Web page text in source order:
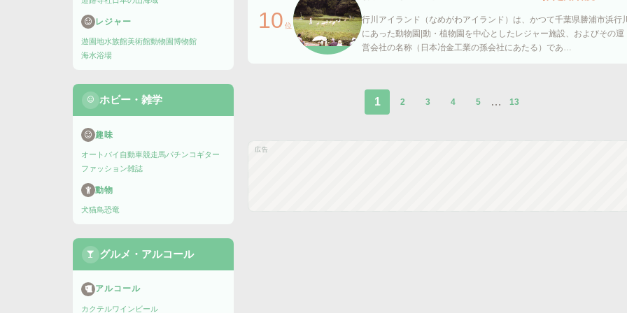
レジャー
遊園地水族館美術館動物園博物館
海水浴場
ホビー・雑学
趣味
オートバイ 自動車競走馬パチンコ ギター
ファッション雑誌
動物
犬猫鳥恐竜
グルメ・アルコール
アルコール
カクテルワイン ビール
10 位
行川アイランド（なめがわアイランド）は、かつて千葉県勝浦市浜行
にあった動物園|動・植物園を中心としたレジャー施設、およびその運
営会社の名称（日本冶金工業の孫会社にあたる）であ…
1 2 3 4 5 … 13
広告